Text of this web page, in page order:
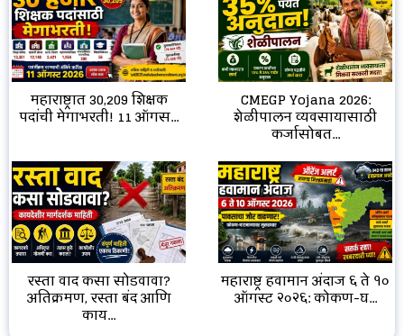
महाराष्ट्रात 30,209 शिक्षक
पदांची मेगाभरती! 11 ऑगस...
CMEGP Yojana 2026:
शेळीपालन व्यवसायासाठी
कर्जासोबत...
रस्ता वाद कसा सोडवावा?
अतिक्रमण, रस्ता बंद आणि
काय...
महाराष्ट्र हवामान अंदाज ६ ते १०
ऑगस्ट २०२६: कोकण-घ...